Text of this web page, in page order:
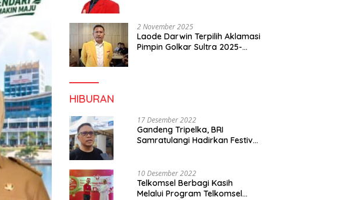
2 November 2025
Laode Darwin Terpilih Aklamasi
Pimpin Golkar Sultra 2025-
HIBURAN
17 Desember 2022
Gandeng Tripelka, BRI
Samratulangi Hadirkan Festival
10 Desember 2022
Telkomsel Berbagi Kasih
Melalui Program Telkomsel